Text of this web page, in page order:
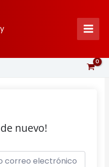
nuevo!